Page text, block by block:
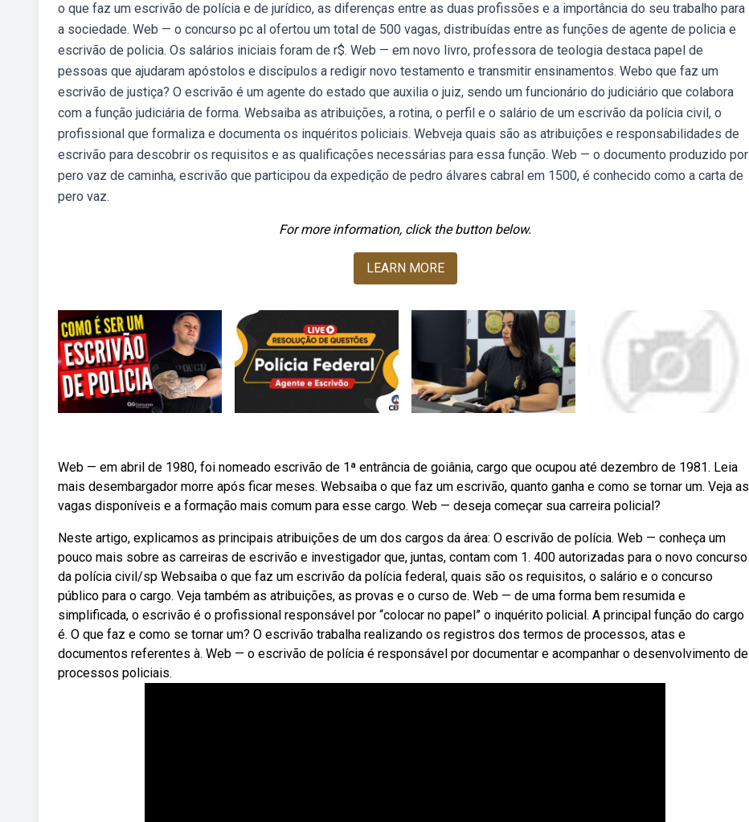
o que faz um escrivão de polícia e de jurídico, as diferenças entre as duas profissões e a importância do seu trabalho para
a sociedade. Web — o concurso pc al ofertou um total de 500 vagas, distribuídas entre as funções de agente de policia e
escrivão de policia. Os salários iniciais foram de r$. Web — em novo livro, professora de teologia destaca papel de
pessoas que ajudaram apóstolos e discípulos a redigir novo testamento e transmitir ensinamentos. Webo que faz um
escrivão de justiça? O escrivão é um agente do estado que auxilia o juiz, sendo um funcionário do judiciário que colabora
com a função judiciária de forma. Websaiba as atribuições, a rotina, o perfil e o salário de um escrivão da polícia civil, o
profissional que formaliza e documenta os inquéritos policiais. Webveja quais são as atribuições e responsabilidades de
escrivão para descobrir os requisitos e as qualificações necessárias para essa função. Web — o documento produzido por
pero vaz de caminha, escrivão que participou da expedição de pedro álvares cabral em 1500, é conhecido como a carta de
pero vaz.
For more information, click the button below.
LEARN MORE
Web — em abril de 1980, foi nomeado escrivão de 1ª entrância de goiânia, cargo que ocupou até dezembro de 1981. Leia
mais desembargador morre após ficar meses. Websaiba o que faz um escrivão, quanto ganha e como se tornar um. Veja as
vagas disponíveis e a formação mais comum para esse cargo. Web — deseja começar sua carreira policial?
Neste artigo, explicamos as principais atribuições de um dos cargos da área: O escrivão de polícia. Web — conheça um
pouco mais sobre as carreiras de escrivão e investigador que, juntas, contam com 1. 400 autorizadas para o novo concurso
da polícia civil/sp Websaiba o que faz um escrivão da polícia federal, quais são os requisitos, o salário e o concurso
público para o cargo. Veja também as atribuições, as provas e o curso de. Web — de uma forma bem resumida e
simplificada, o escrivão é o profissional responsável por “colocar no papel” o inquérito policial. A principal função do cargo
é. O que faz e como se tornar um? O escrivão trabalha realizando os registros dos termos de processos, atas e
documentos referentes à. Web — o escrivão de polícia é responsável por documentar e acompanhar o desenvolvimento de
processos policiais.